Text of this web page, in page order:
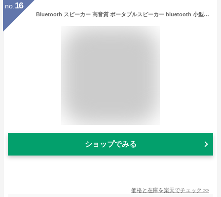
no. 16
Bluetooth スピーカー 高音質 ポータブルスピーカー bluetooth 小型ながら15W高出力と360°立体音響を実現 TWS対応で重低音が広がる PCスピーカーとしても使える RGBライト搭載 長時間再生 家庭用・アウトドア対応
ショップでみる
価格と在庫を楽天でチェック >>